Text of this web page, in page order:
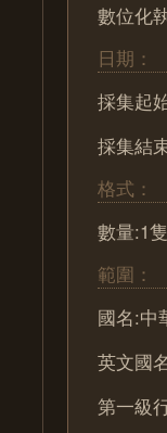
數位化
日期：
採集起
採集結
格式：
數量:1隻
範圍：
國名:中
英文國
第一級